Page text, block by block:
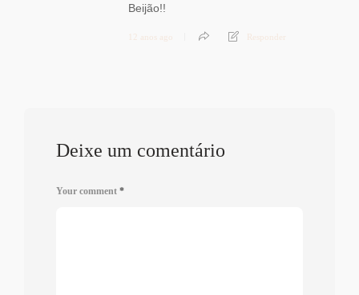
Beijão!!
12 anos ago Responder
Deixe um comentário
Your comment *